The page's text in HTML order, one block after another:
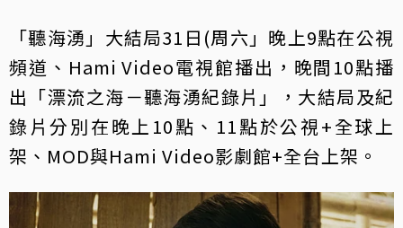
「聽海湧」大結局31日(周六」晚上9點在公視
頻道、Hami Video電視館播出，晚間10點播
出「漂流之海－聽海湧紀錄片」，大結局及紀
錄片分別在晚上10點、11點於公視+全球上
架、MOD與Hami Video影劇館+全台上架。